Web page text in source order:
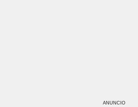
ANUNCIO